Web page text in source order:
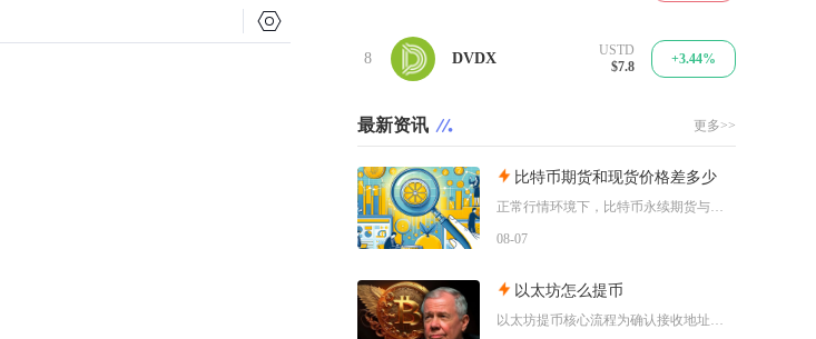
8 DVDX
USTD
$7.8
+3.44%
最新资讯 更多>>
比特币期货和现货价格差多少
正常行情环境下，比特币永续期货与现货价差普遍维持在±0.5%以内，带有固定到期日的交割期货
08-07
以太坊怎么提币
以太坊提币核心流程为确认接收地址、匹配对应区块链网络、填写提币数额、完成身份验证并提交交易